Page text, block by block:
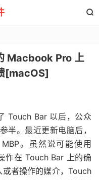

Macbook Pro 上
[macOS]
Touch Bar 以后，公众
半。最近更新电脑后，
。虽然说可能使用
作在 Touch Bar 上的确
者操作的媒介，Touch